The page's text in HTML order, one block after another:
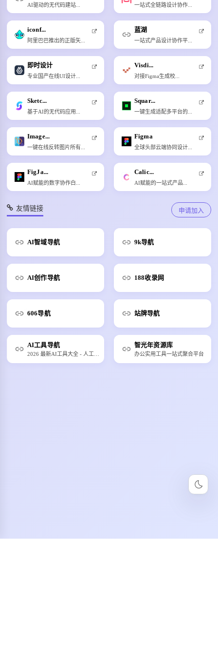
AI驱动的无代码建站... 一站式全链路设计协作...
iconf...
阿里巴巴推出的正版矢...
蓝湖
一站式产品设计协作平...
即时设计
专业国产在线UI设计...
Visdi...
对接Figma生成校...
Sketc...
基于AI的无代码应用...
Squar...
一键生成适配多平台的...
Image...
一键在线反转图片所有...
Figma
全球头部云端协同设计...
FigJa...
AI赋能的数字协作白...
Calic...
AI赋能的一站式产品...
友情链接 申请加入
AI智域导航 9k导航
AI创作导航 188收录网
606导航 站牌导航
AI工具导航 智光年资源库
办公实用工具一站式聚合平台